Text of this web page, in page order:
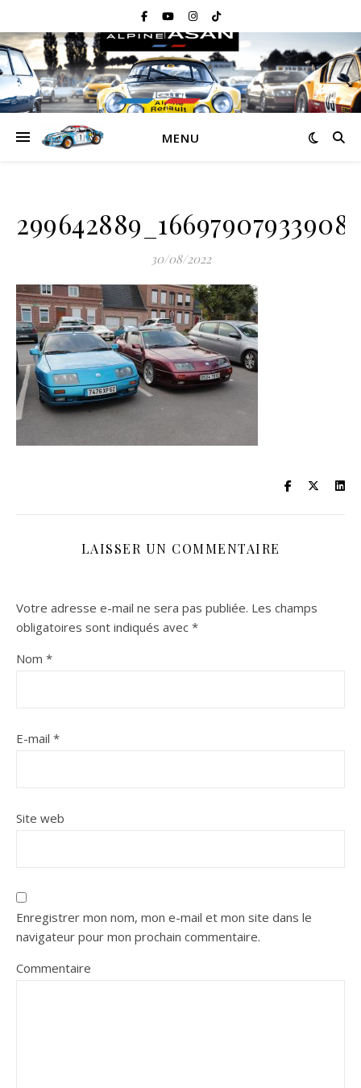
MENU
30/08/2022
LAISSER UN COMMENTAIRE
Votre adresse e-mail ne sera pas publiée. Les champs
obligatoires sont indiqués avec *
Nom *
E-mail *
Site web
Enregistrer mon nom, mon e-mail et mon site dans le
navigateur pour mon prochain commentaire.
Commentaire